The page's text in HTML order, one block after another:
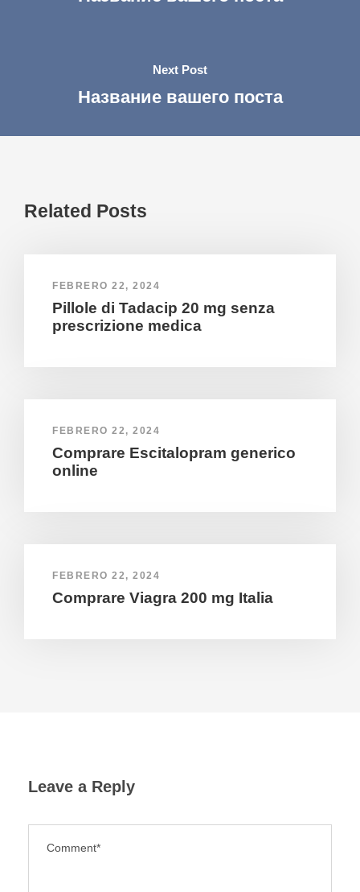
Next Post
Название вашего поста
Related Posts
FEBRERO 22, 2024
Pillole di Tadacip 20 mg senza
prescrizione medica
FEBRERO 22, 2024
Comprare Escitalopram generico
online
FEBRERO 22, 2024
Comprare Viagra 200 mg Italia
Leave a Reply